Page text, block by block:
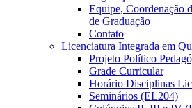
Equipe, Coordenação
de Graduação
Contato
Licenciatura Integrada em
Projeto Político
Grade Curricular
Horário Disciplinas
Seminários (EL204)